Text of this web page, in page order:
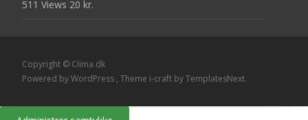
511 Views 20 kr.
Copyright © Clima.dk
Powered by WordPress , Theme i-craft by TemplatesNext.